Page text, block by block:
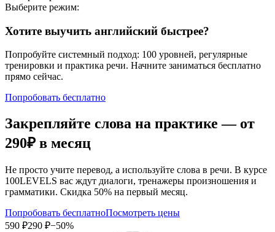
Выберите режим:
Хотите выучить английский быстрее?
Попробуйте системный подход: 100 уровней, регулярные
тренировки и практика речи. Начните заниматься бесплатно
прямо сейчас.
Попробовать бесплатно
Закрепляйте слова на практике — от
290₽ в месяц
Не просто учите перевод, а используйте слова в речи. В курсе
100LEVELS вас ждут диалоги, тренажеры произношения и
грамматики. Скидка 50% на первый месяц.
Попробовать бесплатноПосмотреть цены
590 ₽290 ₽−50%